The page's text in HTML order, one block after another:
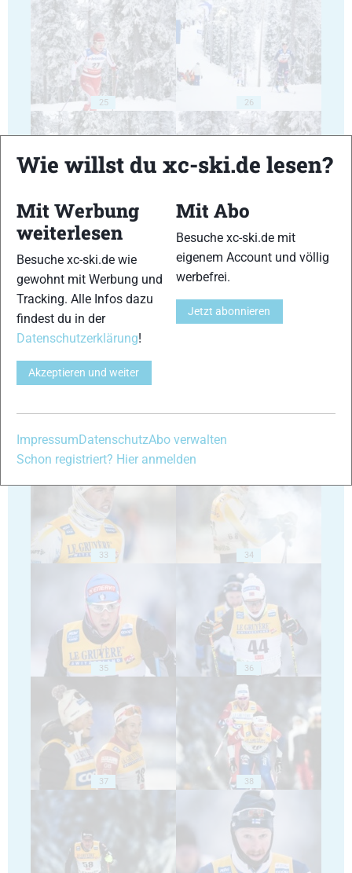
25 26
27 28
31
33 34
35 36
37 38
Wie willst du xc-ski.de lesen?
Mit Werbung
weiterlesen
Besuche xc-ski.de wie
gewohnt mit Werbung und
Tracking. Alle Infos dazu
findest du in der
Datenschutzerklärung!
Akzeptieren und weiter
Mit Abo
Besuche xc-ski.de mit
eigenem Account und völlig
werbefrei.
Jetzt abonnieren
ImpressumDatenschutzAbo verwalten
Schon registriert? Hier anmelden